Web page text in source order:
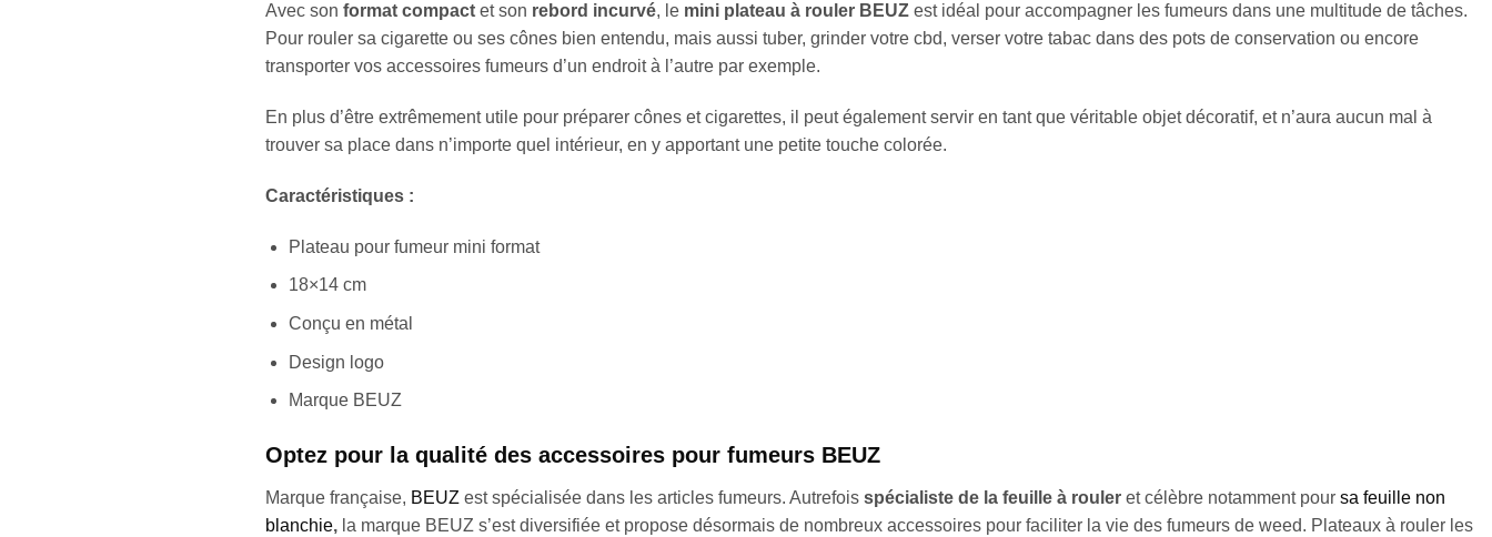
Avec son format compact et son rebord incurvé, le mini plateau à rouler BEUZ est idéal pour accompagner les fumeurs dans une multitude de tâches.
Pour rouler sa cigarette ou ses cônes bien entendu, mais aussi tuber, grinder votre cbd, verser votre tabac dans des pots de conservation ou encore
transporter vos accessoires fumeurs d’un endroit à l’autre par exemple.
En plus d’être extrêmement utile pour préparer cônes et cigarettes, il peut également servir en tant que véritable objet décoratif, et n’aura aucun mal à
trouver sa place dans n’importe quel intérieur, en y apportant une petite touche colorée.
Caractéristiques :
Plateau pour fumeur mini format
18×14 cm
Conçu en métal
Design logo
Marque BEUZ
Optez pour la qualité des accessoires pour fumeurs BEUZ
Marque française, BEUZ est spécialisée dans les articles fumeurs. Autrefois spécialiste de la feuille à rouler et célèbre notamment pour sa feuille non
blanchie, la marque BEUZ s’est diversifiée et propose désormais de nombreux accessoires pour faciliter la vie des fumeurs de weed. Plateaux à rouler les